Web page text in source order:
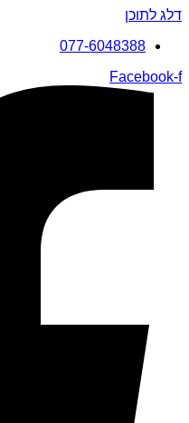
דלג לתוכן
077-6048388
Facebook-f